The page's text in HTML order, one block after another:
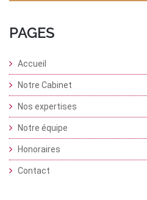
PAGES
Accueil
Notre Cabinet
Nos expertises
Notre équipe
Honoraires
Contact